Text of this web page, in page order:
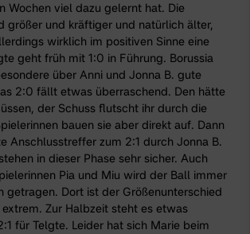
Wochen viel dazu gelernt hat. Die
größer und kräftiger und natürlich älter,
wirklich im positiven Sinne eine
geht früh mit 1:0 in Führung. Borussia
über Anni und Jonna B. gute
2:0 fällt etwas überraschend. Den hätte
der Schuss flutscht ihr durch die
bauen sie aber direkt auf. Dann
Anschlusstreffer zum 2:1 durch Jonna B.
in dieser Phase sehr sicher. Auch
Pia und Miu wird der Ball immer
getragen. Dort ist der Größenunterschied
Zur Halbzeit steht es etwas
für Telgte. Leider hat sich Marie beim